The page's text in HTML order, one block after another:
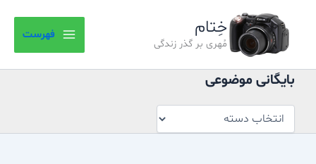
خِتام
مُهری بر گذر زندگی
فهرست
بایگانی موضوعی
موضوعی